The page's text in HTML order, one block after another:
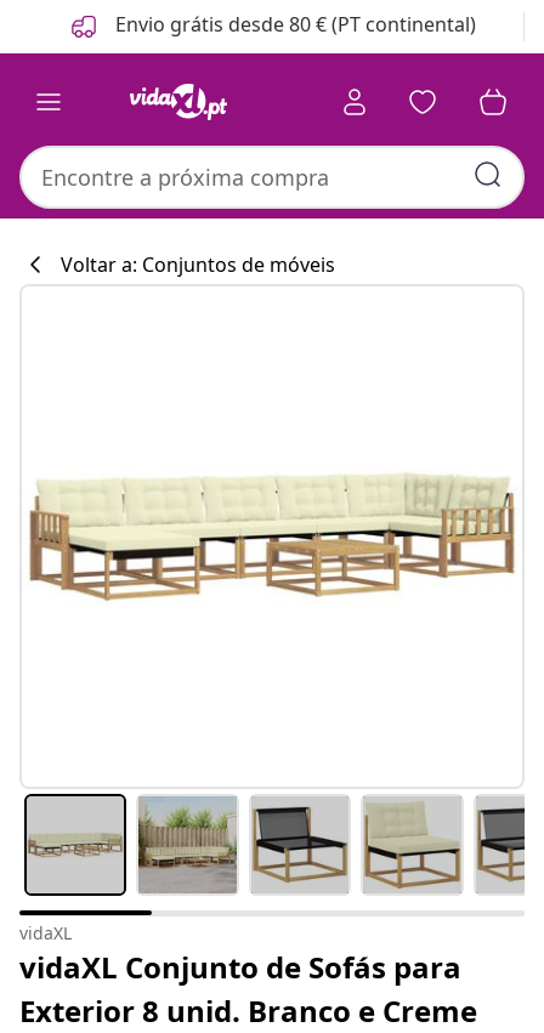
Anterior
Seguinte Envio grátis desde 80 € (PT continental)
Voltar a: Conjuntos de móveis
vidaXL
vidaXL Conjunto de Sofás para
Exterior 8 unid. Branco e Creme